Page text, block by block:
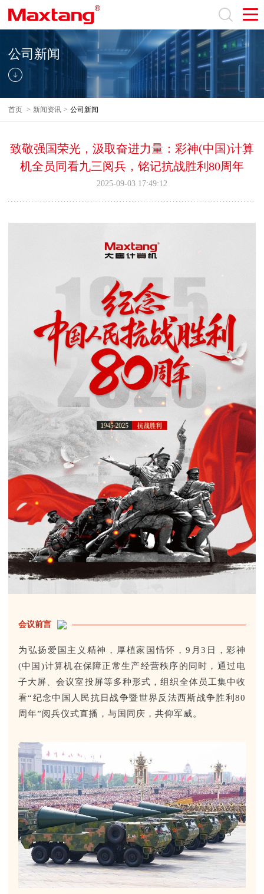
公司新闻
首页 > 新闻资讯 > 公司新闻
致敬强国荣光，汲取奋进力量：彩神(中国)计算
机全员同看九三阅兵，铭记抗战胜利80周年
2025-09-03 17:49:12
会议前言
为弘扬爱国主义精神，厚植家国情怀，9月3日，彩神
(中国)计算机在保障正常生产经营秩序的同时，通过电
子大屏、会议室投屏等多种形式，组织全体员工集中收
看“纪念中国人民抗日战争暨世界反法西斯战争胜利80
周年”阅兵仪式直播，与国同庆，共仰军威。